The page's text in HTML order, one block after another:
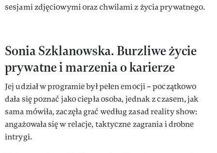
sesjami zdjęciowymi oraz chwilami z życia prywatnego.
Sonia Szklanowska. Burzliwe życie
prywatne i marzenia o karierze
Jej udział w programie był pełen emocji – początkowo
dała się poznać jako ciepła osoba, jednak z czasem, jak
sama mówiła, zaczęła grać według zasad reality show:
angażowała się w relacje, taktyczne zagrania i drobne
intrygi.